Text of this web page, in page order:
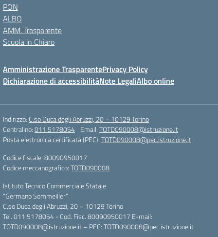
PON
ALBO
AMM. Trasparente
Scuola in Chiaro
Amministrazione TrasparentePrivacy Policy
Dichiarazione di accessibilitàNote LegaliAlbo online
Indirizzo: C.so Duca degli Abruzzi, 20 – 10129 Torino
Centralino:011.5178054 Email:TOTD090008@istruzione.it
Posta elettronica certificata (PEC):TOTD090008@pec.istruzione.it
Codice fiscale: 80090950017
Codice meccanografico:TOTD090008
Istituto Tecnico Commerciale Statale
“Germano Sommeiller”
C.so Duca degli Abruzzi, 20 – 10129 Torino
Tel. 011.5178054 - Cod. Fisc. 80090950017 E-mail:
TOTD090008@istruzione.it – PEC: TOTD090008@pec.istruzione.it